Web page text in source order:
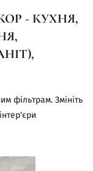
- КУХНЯ,
фільтрам. Змініть